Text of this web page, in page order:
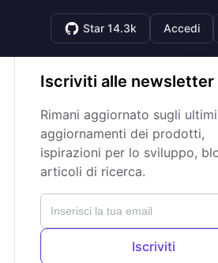
Star 14.3k Accedi
Iscriviti alle newsletter
Rimani aggiornato sugli ultimi
aggiornamenti dei prodotti,
ispirazioni per lo sviluppo,
articoli di ricerca.
Iscriviti